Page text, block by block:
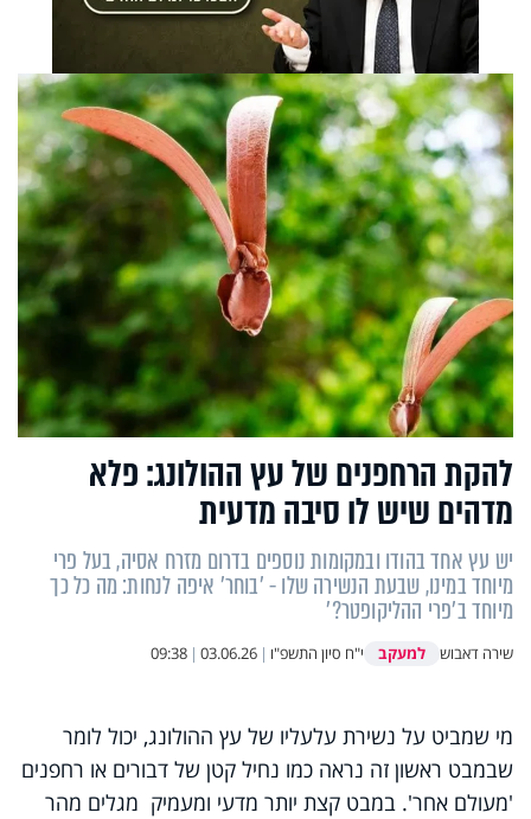
להקת הרחפנים של עץ ההולונג: פלא
מדהים שיש לו סיבה מדעית
יש עץ אחד בהודו ובמקומות נוספים בדרום מזרח אסיה, בעל פרי
מיוחד במינו, שבעת הנשירה שלו - 'בוחר' איפה לנחות: מה כל כך
מיוחד ב'פרי ההליקופטר?'
שירה דאבוש למעקב י"ח סיון התשפ"ו |
03.06.26
|
09:38
מי שמביט על נשירת עלעליו של עץ ההולונג, יכול לומר
שבמבט ראשון זה נראה כמו נחיל קטן של דבורים או רחפנים
'מעולם אחר'. במבט קצת יותר מדעי ומעמיק מגלים מהר